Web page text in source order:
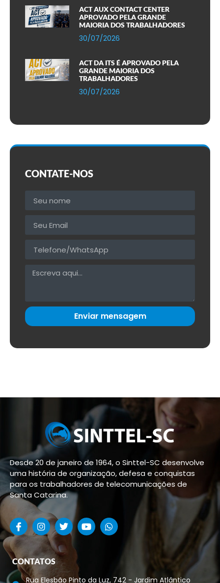
ACT AUX CONTACT CENTER
APROVADO PELA GRANDE
MAIORIA DOS TRABALHADORES
30/07/2026
ACT DA ITS É APROVADO PELA
GRANDE MAIORIA DOS
TRABALHADORES
30/07/2026
CONTATE-NOS
Enviar mensagem
Desde 20 de janeiro de 1964, o Sinttel-SC desenvolve
uma história de organização, defesa e conquistas
para os trabalhadores de telecomunicações de
Santa Catarina.
CONTATOS
Rua Elesbão Pinto da Luz, 742 - Jardim Atlântico